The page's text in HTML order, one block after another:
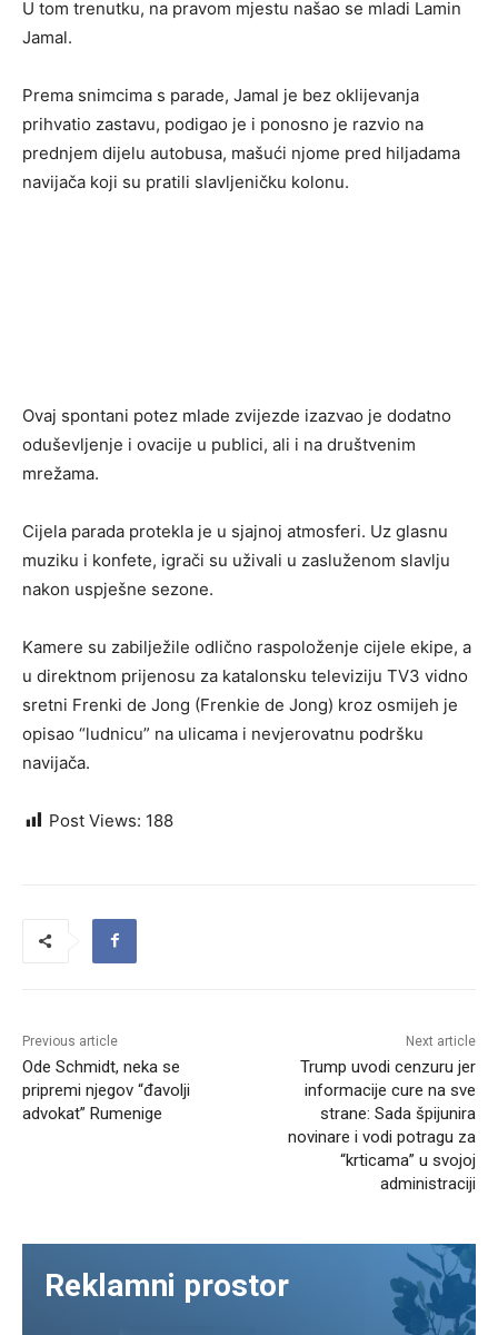
U tom trenutku, na pravom mjestu našao se mladi Lamin
Jamal.
Prema snimcima s parade, Jamal je bez oklijevanja
prihvatio zastavu, podigao je i ponosno je razvio na
prednjem dijelu autobusa, mašući njome pred hiljadama
navijača koji su pratili slavljeničku kolonu.
Ovaj spontani potez mlade zvijezde izazvao je dodatno
oduševljenje i ovacije u publici, ali i na društvenim
mrežama.
Cijela parada protekla je u sjajnoj atmosferi. Uz glasnu
muziku i konfete, igrači su uživali u zasluženom slavlju
nakon uspješne sezone.
Kamere su zabilježile odlično raspoloženje cijele ekipe, a
u direktnom prijenosu za katalonsku televiziju TV3 vidno
sretni Frenki de Jong (Frenkie de Jong) kroz osmijeh je
opisao “ludnicu” na ulicama i nevjerovatnu podršku
navijača.
Post Views: 188
Previous article
Ode Schmidt, neka se
pripremi njegov “đavolji
advokat” Rumenige
Next article
Trump uvodi cenzuru jer
informacije cure na sve
strane: Sada špijunira
novinare i vodi potragu za
“krticama” u svojoj
administraciji
Reklamni prostor